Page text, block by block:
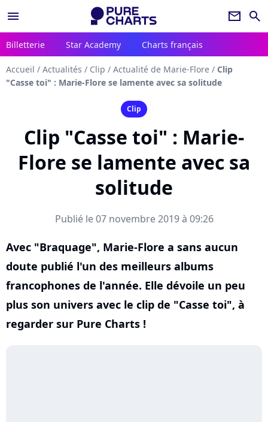
menu newsletter search
Billetterie Star Academy Charts français
Accueil / Actualités / Clip / Actualité de Marie-Flore / Clip
"Casse toi" : Marie-Flore se lamente avec sa solitude
Clip
Clip "Casse toi" : Marie-
Flore se lamente avec sa
solitude
Publié le 07 novembre 2019 à 09:26
Avec "Braquage", Marie-Flore a sans aucun
doute publié l'un des meilleurs albums
francophones de l'année. Elle dévoile un peu
plus son univers avec le clip de "Casse toi", à
regarder sur Pure Charts !